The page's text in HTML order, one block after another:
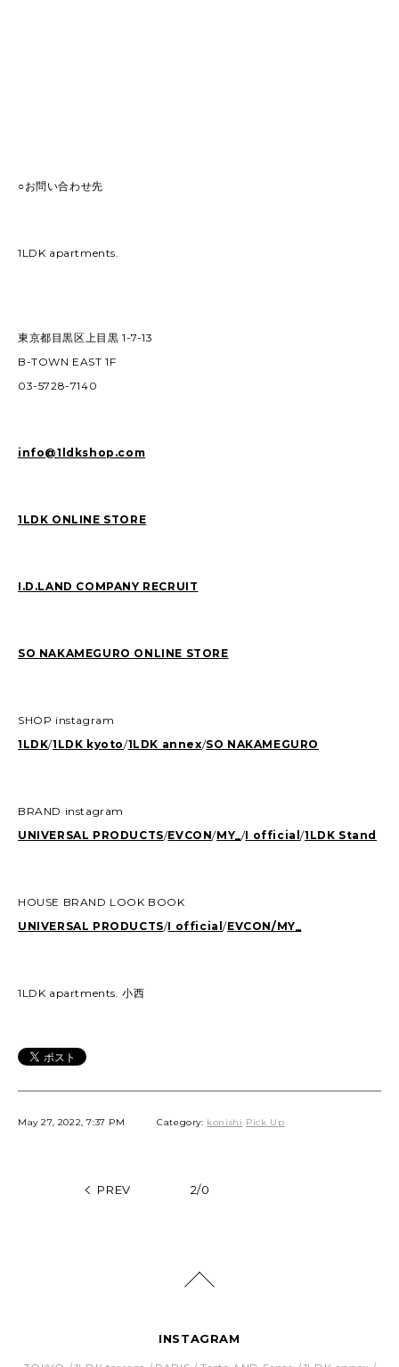
○お問い合わせ先
1LDK apartments.
東京都目黒区上目黒 1-7-13
B-TOWN EAST 1F
03-5728-7140
info@1ldkshop.com
1LDK ONLINE STORE
I.D.LAND COMPANY RECRUIT
SO NAKAMEGURO ONLINE STORE
SHOP instagram
1LDK/1LDK kyoto/1LDK annex/SO NAKAMEGURO
BRAND instagram
UNIVERSAL PRODUCTS/EVCON/MY_/I official/1LDK Stand
HOUSE BRAND LOOK BOOK
UNIVERSAL PRODUCTS/I official/EVCON/MY_
1LDK apartments. 小西
May 27, 2022, 7:37 PM Category: konishi Pick Up
PREV 2/0
INSTAGRAM